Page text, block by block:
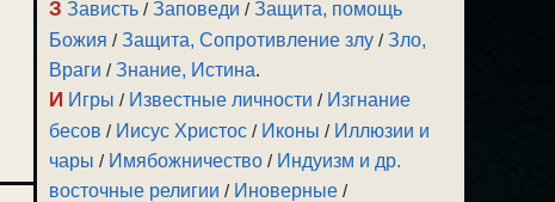
З Зависть /Заповеди /Защита, помощь
Божия /Защита, Сопротивление злу /Зло,
Враги /Знание, Истина.
И Игры / Известные личности / Изгнание
бесов / Иисус Христос / Иконы / Иллюзии и
чары / Имябожничество / Индуизм и др.
восточные религии / Иноверные /